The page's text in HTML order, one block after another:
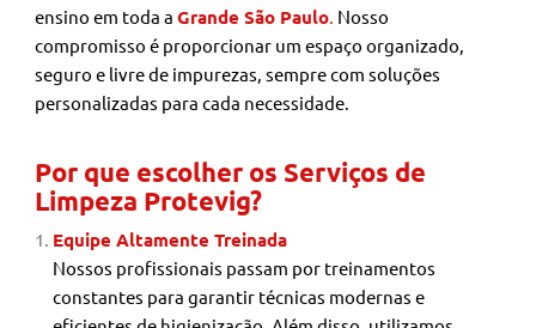
ensino em toda aGrande São Paulo Nosso
compromisso é proporcionar um espaço organizado,
seguro e livre de impurezas, sempre com soluções
personalizadas para cada necessidade.
Por que escolher os Serviços de
Limpeza Protevig?
Equipe Altamente Treinada
Nossos profissionais passam por treinamentos
constantes para garantir técnicas modernas e